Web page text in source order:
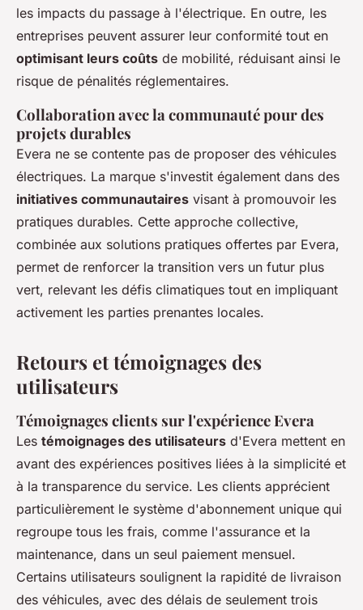
les impacts du passage à l'électrique. En outre, les
entreprises peuvent assurer leur conformité tout en
optimisant leurs coûts de mobilité, réduisant ainsi le
risque de pénalités réglementaires.
Collaboration avec la communauté pour des
projets durables
Evera ne se contente pas de proposer des véhicules
électriques. La marque s'investit également dans des
initiatives communautaires visant à promouvoir les
pratiques durables. Cette approche collective,
combinée aux solutions pratiques offertes par Evera,
permet de renforcer la transition vers un futur plus
vert, relevant les défis climatiques tout en impliquant
activement les parties prenantes locales.
Retours et témoignages des
utilisateurs
Témoignages clients sur l'expérience Evera
Les témoignages des utilisateurs d'Evera mettent en
avant des expériences positives liées à la simplicité et
à la transparence du service. Les clients apprécient
particulièrement le système d'abonnement unique qui
regroupe tous les frais, comme l'assurance et la
maintenance, dans un seul paiement mensuel.
Certains utilisateurs soulignent la rapidité de livraison
des véhicules, avec des délais de seulement trois